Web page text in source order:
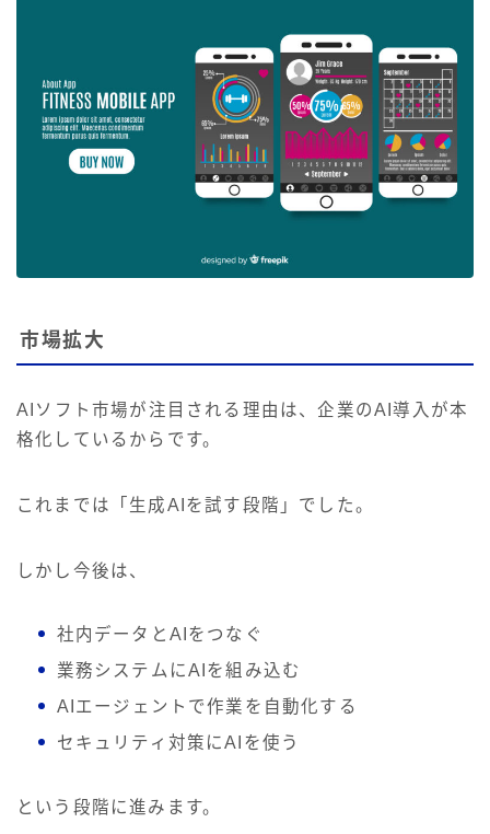
市場拡大
AIソフト市場が注目される理由は、企業のAI導入が本
格化しているからです。
これまでは「生成AIを試す段階」でした。
しかし今後は、
社内データとAIをつなぐ
業務システムにAIを組み込む
AIエージェントで作業を自動化する
セキュリティ対策にAIを使う
という段階に進みます。